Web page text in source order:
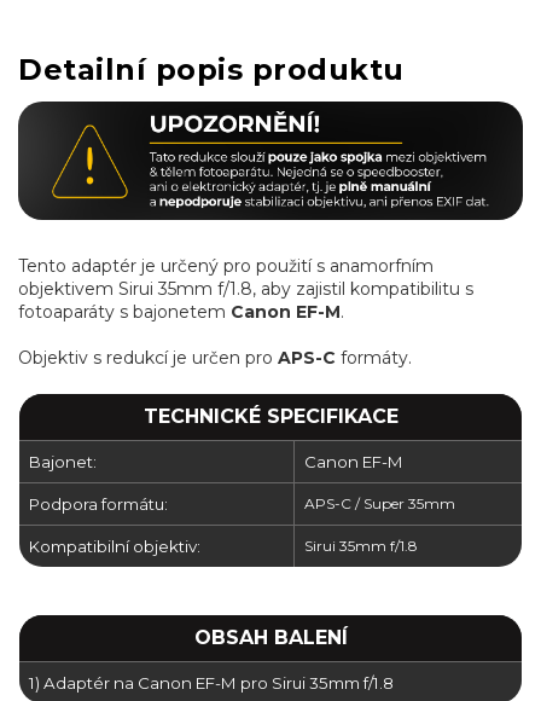
Detailní popis produktu
Tento adaptér je určený pro použití s anamorfním
objektivem Sirui 35mm f/1.8, aby zajistil kompatibilitu s
fotoaparáty s bajonetem Canon EF-M.
Objektiv s redukcí je určen pro APS-C formáty.
TECHNICKÉ SPECIFIKACE
Bajonet: Canon EF-M
Podpora formátu: APS-C / Super 35mm
Kompatibilní objektiv: Sirui 35mm f/1.8
OBSAH BALENÍ
1) Adaptér na Canon EF-M pro Sirui 35mm f/1.8